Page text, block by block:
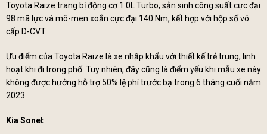
Toyota Raize trang bị động cơ 1.0L Turbo, sản sinh công suất cực đại
98 mã lực và mô-men xoắn cực đại 140 Nm, kết hợp với hộp số vô
cấp D-CVT.
Ưu điểm của Toyota Raize là xe nhập khẩu với thiết kế trẻ trung, linh
hoạt khi đi trong phố. Tuy nhiên, đây cũng là điểm yếu khi mẫu xe này
không được hưởng hỗ trợ 50% lệ phí trước bạ trong 6 tháng cuối năm
2023.
Kia Sonet